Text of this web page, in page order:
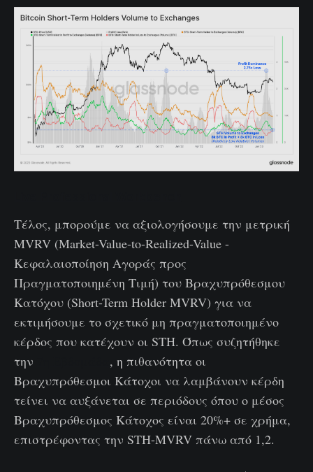
Τέλος, μπορούμε να αξιολογήσουμε την μετρική
MVRV (Market-Value-to-Realized-Value -
Κεφαλαιοποίηση Αγοράς προς
Πραγματοποιημένη Τιμή) του Βραχυπρόθεσμου
Κατόχου (Short-Term Holder MVRV) για να
εκτιμήσουμε το σχετικό μη πραγματοποιημένο
κέρδος που κατέχουν οι STH. Όπως συζητήθηκε
την
, η πιθανότητα οι
Βραχυπρόθεσμοι Κάτοχοι να λαμβάνουν κέρδη
τείνει να αυξάνεται σε περιόδους όπου ο μέσος
Βραχυπρόθεσμος Κάτοχος είναι 20%+ σε χρήμα,
επιστρέφοντας την STH-MVRV πάνω από 1,2.